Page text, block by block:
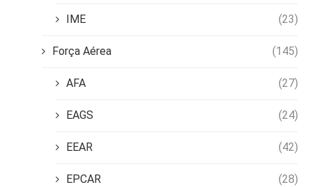
IME (23)
Força Aérea (145)
AFA (27)
EAGS (24)
EEAR (42)
EPCAR (28)